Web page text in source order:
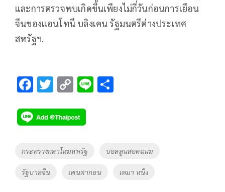
และการตรวจพบเกิดขึ้นเพียงไม่กี่วันก่อนการเยือน
จีนของแอนโทนี บลิงเคน รัฐมนตรีต่างประเทศ
สหรัฐฯ.
F
e
b
o
k
T
tt
er
C
p
y
Li
n
k
Li
Tags
กระทรวงกลาโหมสหรัฐ บอลลูนสอดแนม
รัฐบาลจีน เพนตากอน เหมา หนิง